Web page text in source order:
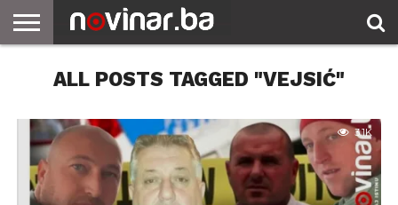
ALL POSTS TAGGED "VEJSIĆ"
3.1K